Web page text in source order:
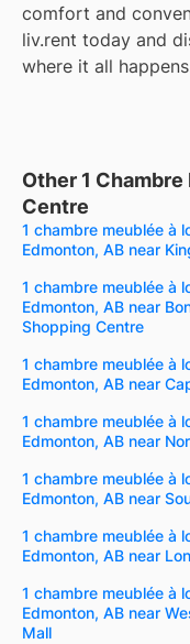
comfort and
liv.rent today and
where it all
Other 1
Centre
1 chambre meublée à
Edmonton, AB near
1 chambre meublée à
Edmonton, AB near
Shopping Centre
1 chambre meublée à
Edmonton, AB near
1 chambre meublée à
Edmonton, AB near
1 chambre meublée à
Edmonton, AB near
1 chambre meublée à
Edmonton, AB near
1 chambre meublée à
Edmonton, AB near
Mall